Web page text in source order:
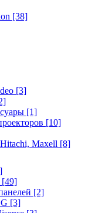
[38]
[3]
[1]
[10]
Maxell [8]
[49]
[2]
[3]